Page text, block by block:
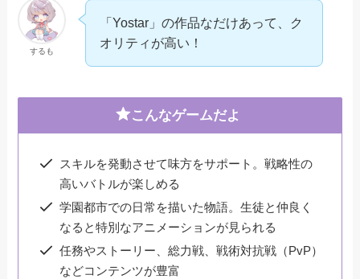
するも
「Yostar」の作品なだけあって、ク
オリティが高い！
こんなゲームだよ
スキルを発動させて味方をサポート。戦略性の
高いバトルが楽しめる
学園都市での日常を描いた物語。生徒と仲良く
なると特別なアニメーションが見られる
任務やストーリー、総力戦、戦術対抗戦（PvP）
などコンテンツが豊富